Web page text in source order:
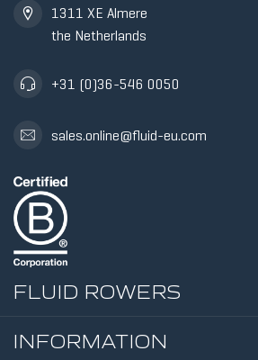
1311 XE Almere
the Netherlands
+31 (0)36-546 0050
sales.online@fluid-eu.com
FLUID ROWERS
INFORMATION